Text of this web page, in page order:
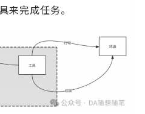
来完成任务。